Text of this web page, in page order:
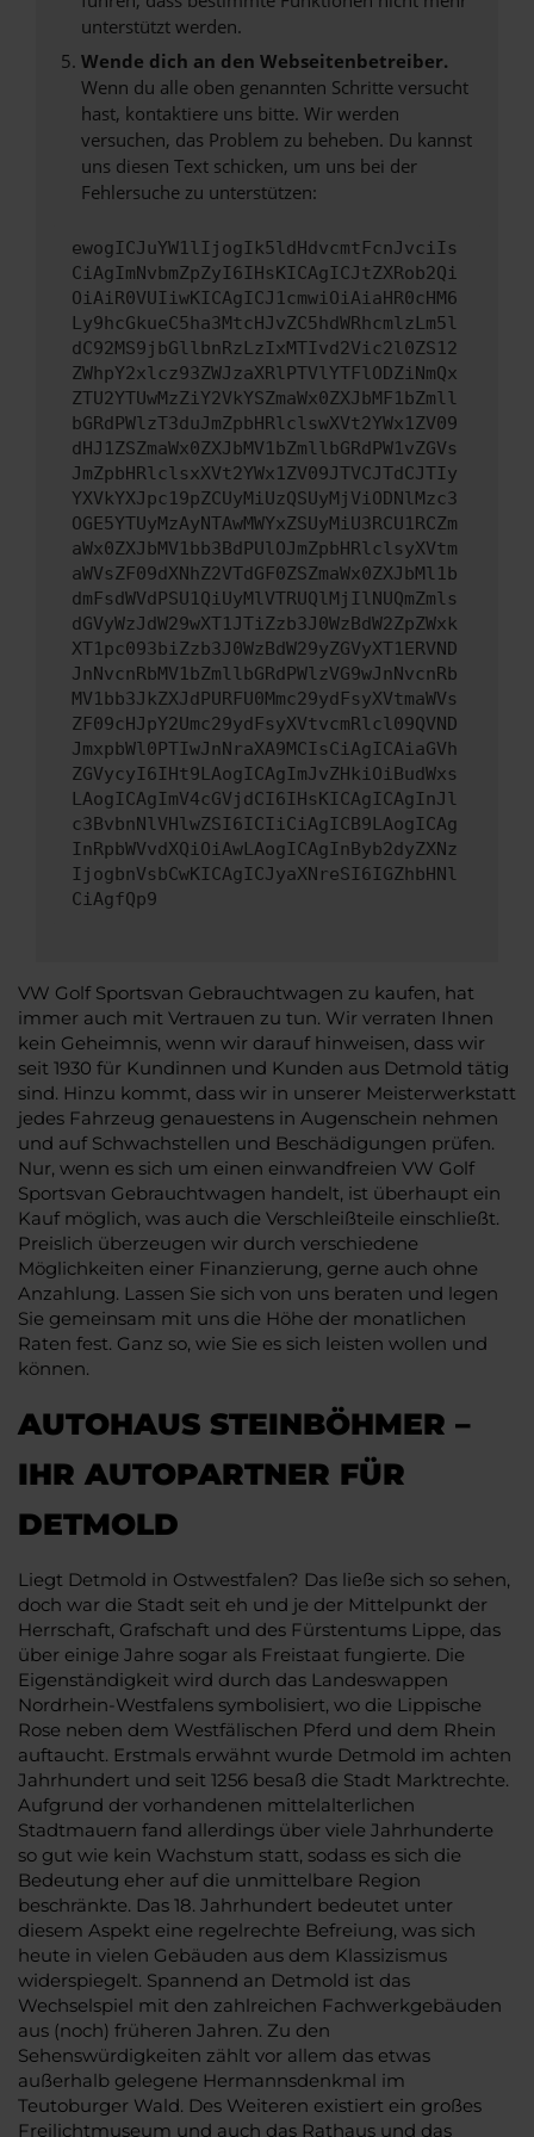
unterstützt werden.
Wende dich an den Webseitenbetreiber.
Wenn du alle oben genannten Schritte versucht
hast, kontaktiere uns bitte. Wir werden
versuchen, das Problem zu beheben. Du kannst
uns diesen Text schicken, um uns bei der
Fehlersuche zu unterstützen:
ewogICJuYW1lIjogIk5ldHdvcmtFcnJvciIs
CiAgImNvbmZpZyI6IHsKICAgICJtZXRob2Qi
OiAiR0VUIiwKICAgICJ1cmwiOiAiaHR0cHM6
Ly9hcGkueC5ha3MtcHJvZC5hdWRhcmlzLm5l
dC92MS9jbGllbnRzLzIxMTIvd2Vic2l0ZS12
ZWhpY2xlcz93ZWJzaXRlPTVlYTFlODZiNmQx
ZTU2YTUwMzZiY2VkYSZmaWx0ZXJbMF1bZmll
bGRdPWlzT3duJmZpbHRlclswXVt2YWx1ZV09
dHJ1ZSZmaWx0ZXJbMV1bZmllbGRdPW1vZGVs
JmZpbHRlclsxXVt2YWx1ZV09JTVCJTdCJTIy
YXVkYXJpc19pZCUyMiUzQSUyMjViODNlMzc3
OGE5YTUyMzAyNTAwMWYxZSUyMiU3RCU1RCZm
aWx0ZXJbMV1bb3BdPUlOJmZpbHRlclsyXVtm
aWVsZF09dXNhZ2VTdGF0ZSZmaWx0ZXJbMl1b
dmFsdWVdPSU1QiUyMlVTRUQlMjIlNUQmZmls
dGVyWzJdW29wXT1JTiZzb3J0WzBdW2ZpZWxk
XT1pc093biZzb3J0WzBdW29yZGVyXT1ERVND
JnNvcnRbMV1bZmllbGRdPWlzVG9wJnNvcnRb
MV1bb3JkZXJdPURFU0Mmc29ydFsyXVtmaWVs
ZF09cHJpY2Umc29ydFsyXVtvcmRlcl09QVND
JmxpbWl0PTIwJnNraXA9MCIsCiAgICAiaGVh
ZGVycyI6IHt9LAogICAgImJvZHkiOiBudWxs
LAogICAgImV4cGVjdCI6IHsKICAgICAgInJl
c3BvbnNlVHlwZSI6ICIiCiAgICB9LAogICAg
InRpbWVvdXQiOiAwLAogICAgInByb2dyZXNz
IjogbnVsbCwKICAgICJyaXNreSI6IGZhbHNl
CiAgfQp9
VW Golf Sportsvan Gebrauchtwagen zu kaufen, hat
immer auch mit Vertrauen zu tun. Wir verraten Ihnen
kein Geheimnis, wenn wir darauf hinweisen, dass wir
seit 1930 für Kundinnen und Kunden aus Detmold tätig
sind. Hinzu kommt, dass wir in unserer Meisterwerkstatt
jedes Fahrzeug genauestens in Augenschein nehmen
und auf Schwachstellen und Beschädigungen prüfen.
Nur, wenn es sich um einen einwandfreien VW Golf
Sportsvan Gebrauchtwagen handelt, ist überhaupt ein
Kauf möglich, was auch die Verschleißteile einschließt.
Preislich überzeugen wir durch verschiedene
Möglichkeiten einer Finanzierung, gerne auch ohne
Anzahlung. Lassen Sie sich von uns beraten und legen
Sie gemeinsam mit uns die Höhe der monatlichen
Raten fest. Ganz so, wie Sie es sich leisten wollen und
können.
AUTOHAUS STEINBÖHMER –
IHR AUTOPARTNER FÜR
DETMOLD
Liegt Detmold in Ostwestfalen? Das ließe sich so sehen,
doch war die Stadt seit eh und je der Mittelpunkt der
Herrschaft, Grafschaft und des Fürstentums Lippe, das
über einige Jahre sogar als Freistaat fungierte. Die
Eigenständigkeit wird durch das Landeswappen
Nordrhein-Westfalens symbolisiert, wo die Lippische
Rose neben dem Westfälischen Pferd und dem Rhein
auftaucht. Erstmals erwähnt wurde Detmold im achten
Jahrhundert und seit 1256 besaß die Stadt Marktrechte.
Aufgrund der vorhandenen mittelalterlichen
Stadtmauern fand allerdings über viele Jahrhunderte
so gut wie kein Wachstum statt, sodass es sich die
Bedeutung eher auf die unmittelbare Region
beschränkte. Das 18. Jahrhundert bedeutet unter
diesem Aspekt eine regelrechte Befreiung, was sich
heute in vielen Gebäuden aus dem Klassizismus
widerspiegelt. Spannend an Detmold ist das
Wechselspiel mit den zahlreichen Fachwerkgebäuden
aus (noch) früheren Jahren. Zu den
Sehenswürdigkeiten zählt vor allem das etwas
außerhalb gelegene Hermannsdenkmal im
Teutoburger Wald. Des Weiteren existiert ein großes
Freilichtmuseum und auch das Rathaus und das